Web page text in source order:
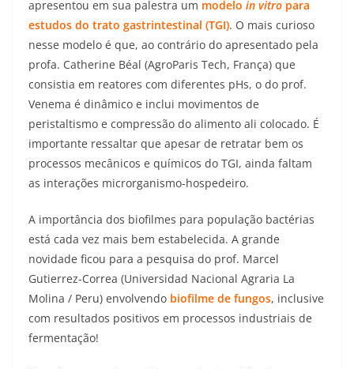
apresentou em sua palestra um modelo in vitro para
estudos do trato gastrintestinal (TGI). O mais curioso
nesse modelo é que, ao contrário do apresentado pela
profa. Catherine Béal (AgroParis Tech, França) que
consistia em reatores com diferentes pHs, o do prof.
Venema é dinâmico e inclui movimentos de
peristaltismo e compressão do alimento ali colocado. É
importante ressaltar que apesar de retratar bem os
processos mecânicos e químicos do TGI, ainda faltam
as interações microrganismo-hospedeiro.
A importância dos biofilmes para população bactérias
está cada vez mais bem estabelecida. A grande
novidade ficou para a pesquisa do prof. Marcel
Gutierrez-Correa (Universidad Nacional Agraria La
Molina / Peru) envolvendo biofilme de fungos, inclusive
com resultados positivos em processos industriais de
fermentação!